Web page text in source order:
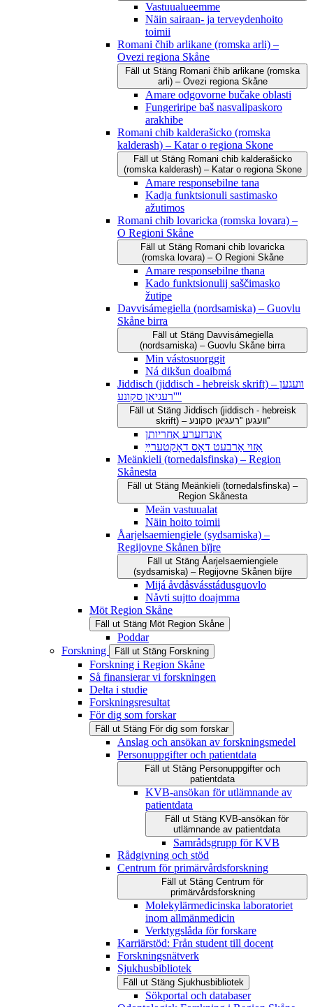
Vastuualueemme
Näin sairaan- ja terveydenhoito
toimii
Romani čhib arlikane (romska arli) –
Ovezi regiona Skåne
Fäll ut Stäng Romani čhib arlikane (romska
arli) – Ovezi regiona Skåne
Amare odgovorne bučake oblasti
Fungeriripe baš nasvalipaskoro
arakhibe
Romani chib kalderašicko (romska
kalderash) – Katar o regiona Skone
Fäll ut Stäng Romani chib kalderašicko
(romska kalderash) – Katar o regiona Skone
Amare responsebilne tana
Kadja funktsionuli sastimasko
ažutimos
Romani chib lovaricka (romska lovara) –
O Regioni Skåne
Fäll ut Stäng Romani chib lovaricka
(romska lovara) – O Regioni Skåne
Amare responsebilne thana
Kado funktsionulij saščimasko
žutipe
Davvisámegiella (nordsamiska) – Guovlu
Skåne birra
Fäll ut Stäng Davvisámegiella
(nordsamiska) – Guovlu Skåne birra
Min vástosuorggit
Ná dikšun doaibmá
Jiddisch (jiddisch - hebreisk skrift) – וועגען
''רעגיאן סקונע''
Fäll ut Stäng Jiddisch (jiddisch - hebreisk
skrift) – וועגען ''רעגיאן סקונע''
אונדזערע אַחריותן
אַזוי אַרבעט דאָס דאָקטערײַ
Meänkieli (tornedalsfinska) – Region
Skånesta
Fäll ut Stäng Meänkieli (tornedalsfinska) –
Region Skånesta
Meän vastuualat
Näin hoito toimii
Åarjelsaemiengiele (sydsamiska) –
Regijovne Skånen bïjre
Fäll ut Stäng Åarjelsaemiengiele
(sydsamiska) – Regijovne Skånen bïjre
Mijá åvdåsvásstádusguovlo
Nåvti sujtto doajmma
Möt Region Skåne
Fäll ut Stäng Möt Region Skåne
Poddar
Forskning
Fäll ut Stäng Forskning
Forskning i Region Skåne
Så finansierar vi forskningen
Delta i studie
Forskningsresultat
För dig som forskar
Fäll ut Stäng För dig som forskar
Anslag och ansökan av forskningsmedel
Personuppgifter och patientdata
Fäll ut Stäng Personuppgifter och
patientdata
KVB-ansökan för utlämnande av
patientdata
Fäll ut Stäng KVB-ansökan för
utlämnande av patientdata
Samrådsgrupp för KVB
Rådgivning och stöd
Centrum för primärvårdsforskning
Fäll ut Stäng Centrum för
primärvårdsforskning
Molekylärmedicinska laboratoriet
inom allmänmedicin
Verktygslåda för forskare
Karriärstöd: Från student till docent
Forskningsnätverk
Sjukhusbibliotek
Fäll ut Stäng Sjukhusbibliotek
Sökportal och databaser